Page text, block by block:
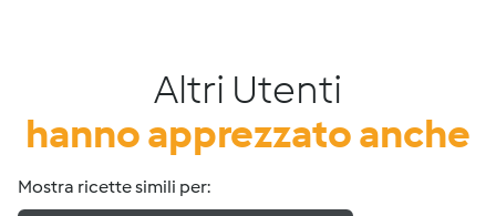
Altri Utenti
hanno apprezzato anche
Mostra ricette simili per: